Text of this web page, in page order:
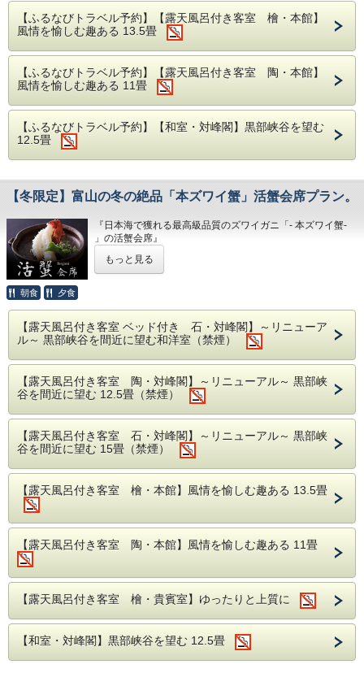
■モデルコース■
黒部宇奈月温泉駅・東口 ロータリー（バスへ乗り
換え）
（約20分間ご乗車）
↓
「YKK AP30ビル（バス停留所）」（バス下車）
①見学プロローグ（約15分）
③自由にご見学（フリータイム）
※ガイドを付ける場合、お時間を決めた上でご予約
「YKKセンターパーク」到着（技術館から徒歩7分
で到着）
お時間があればこちらもおすすめです。
でもゆっくりくつろげます。
↓
（徒歩約2分）
「YKKセンターパーク（バス停留所）」（バス上
車）
「黒部宇奈月温泉駅（バス停留所）」到着（バス下
車）
「16：30」までに黒部宇奈月温泉駅に戻りいただ
けたら、当館送迎バスがお迎えにお伺いします。
ターパークからは「バス停YKKセンターパーク前」
をご利用ください。
昔からお肌にやさしい「美肌の湯」と言われてきま
したが、専門家の分析によって美肌の湯としての条
件がそろう優れた泉質であることが科学的に証明さ
れました。お肌へのうれしい4つのごほうびがそろ
った「つべつべ美肌湯」です。
◾️宇奈月温泉の美肌効果 4つの条件◾️
①イオンのうるおい効果で油や角質を落としてお肌
②弱アルカリ性の優しさでお肌に優しくタッチ。
に。
④ミネラルのリラックス効果でお肌に染みこんでス
トレス解消。
◾️お食事◾️
伝統と革新を結ぶ創作あふれるお料理「匠膳」会席
望の際は予約サイト内のオプション項目をご選択い
ただくか、御電話またはメールにてお気軽にお申し
付けくださいませ。
・お食事場所は「お部屋」または「個室食事処」と
なります。
※場所は当館おまかせになります。
※5名様以上の場合、個室のお食事処をご用意い
たします。
※ご夕食・ご朝食ともに同じ場所でご用意しま
す。
・仕入れの都合により献立の内容を予告なく変更す
る場合がございます。
・アレルギーや苦手な食材等がございましたら備考
事前のご連絡で他の食材に変更致します。
・露天風呂付のお部屋のお客様のチェックアウト時
間は11：00となります。（通常10：00）
・有線/無線LANあり
・当館ではご宿泊の約1週間前にご確認のお電話を
差し上げております。
様・グループ様でもごゆっくりお召し上がりいただ
けます。
ご夕食だけでなくご朝食も同じ場所でご用意します
※幼児のお子様含む5名様以上は個室食事処になり
■アクセス■
【お車】黒部ICより約20分。駐車場完備
【電車】東京駅より約180分、名古屋駅より約245
分、大阪駅より約230分、新潟駅より約160分
【送迎】富山地方鉄道「宇奈月温泉駅」より徒歩3
分。送迎有（要事前予約）
奈月温泉駅）または富山地方鉄道（宇奈月温泉駅）
※送迎は13：30〜17：00迄行なっております。
■その他■
・露天風呂付のお部屋のお客様のチェックアウト時
間は11：00となります。（通常10：00）
・有線/無線LANあり
・当館ではご宿泊の約1週間前にご確認のお電話を
焼物 湯遊うなぎ源平焼き
食事 富山のコシヒカリ
留椀 赤出汁
香の物 盛り合わせ
水菓子 季節の果物
なります。
※場所は当館おまかせになります。
※5名様以上の場合、個室のお食事処をご用意い
たします。
・仕入れの都合により献立の内容を予告なく変更す
る場合がございます。
・アレルギーや苦手な食材等がございましたら備考
欄にご記入下さい。
事前のご連絡で他の食材に変更致します。
・連泊される場合は、別のお料理プランをご選択く
ださい。
■アクセス■
【お車】黒部ICより約20分。駐車場完備
【送迎】富山地方鉄道「宇奈月温泉駅」より徒歩3
分。送迎有（要事前予約）
予約フォームの送迎の項目から新幹線（JR黒部宇
奈月温泉駅）または富山地方鉄道（宇奈月温泉駅）
【ふるなびトラベル予約】【露天風呂付き客室 檜・本館】
風情を愉しむ趣ある 13.5畳
【ふるなびトラベル予約】【露天風呂付き客室 陶・本館】
風情を愉しむ趣ある 11畳
【ふるなびトラベル予約】【和室・対峰閣】黒部峡谷を望む
12.5畳
【冬限定】富山の冬の絶品「本ズワイ蟹」活蟹会席プラン。
『日本海で獲れる最高級品質のズワイガニ「- 本ズワイ蟹-
」の活蟹会席』
味しさ～
深い甘みととろける味わいの蟹刺し、甘み・旨み・香ばしさ
を一度に味わえる焼き蟹、地酒を含みながら味わうと一層味
蟹すき鍋。
目と舌で愉しんでいただけるよう選び抜いた器・・・。
どれも贅を極めたお料理になっています。
特に焼き蟹は、蟹の旨みを最大限に味わうことができる料
理。火加減が大変難しいため長年の経験で培った料理人の匠
の技で丁寧に焼き上げます。
料理長は地元で揚がる魚介類とその一番美味しい調理法を幼
い頃から仕込まれ、料理旅館として創業した延楽の技を継承
しつつ、日々手間と時間を惜しむことなく調理に情熱を注ぎ
込んでいます。
食前酒 地酒
前 菜 季節の前菜
椀 物 季節のお吸い物 清汁仕立て
強 肴 香箱蟹（1月半ば以降別食材）
焼 物 本ズワイ蟹炭火焼き
食 事 蟹雑炊
香 物 盛り合わせ
もっと見る
朝食 夕食
【露天風呂付き客室 ベッド付き 石・対峰閣】～リニューア
ル～ 黒部峡谷を間近に望む和洋室（禁煙）
【露天風呂付き客室 陶・対峰閣】～リニューアル～ 黒部峡
谷を間近に望む 12.5畳（禁煙）
【露天風呂付き客室 石・対峰閣】～リニューアル～ 黒部峡
谷を間近に望む 15畳（禁煙）
【露天風呂付き客室 檜・本館】風情を愉しむ趣ある 13.5畳
【露天風呂付き客室 陶・本館】風情を愉しむ趣ある 11畳
【露天風呂付き客室 檜・貴賓室】ゆったりと上質に
【和室・対峰閣】黒部峡谷を望む 12.5畳